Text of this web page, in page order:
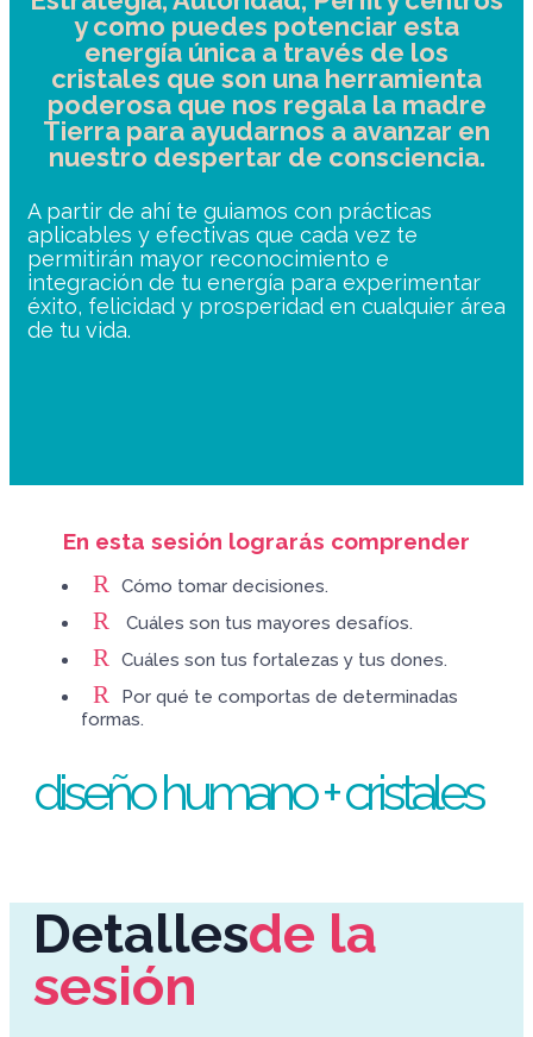
y como puedes potenciar esta
energía única a través de los
cristales que son una herramienta
poderosa que nos regala la madre
Tierra para ayudarnos a avanzar en
nuestro despertar de consciencia.
A partir de ahí te guiamos con prácticas
aplicables y efectivas que cada vez te
permitirán mayor reconocimiento e
integración de tu energía para experimentar
éxito, felicidad y prosperidad en cualquier área
de tu vida.
En esta sesión lograrás comprender
R Cómo tomar decisiones.
R Cuáles son tus mayores desafíos.
R Cuáles son tus fortalezas y tus dones.
R
Por qué te comportas de determinadas
formas.
diseño humano + cristales
Detallesde la
sesión